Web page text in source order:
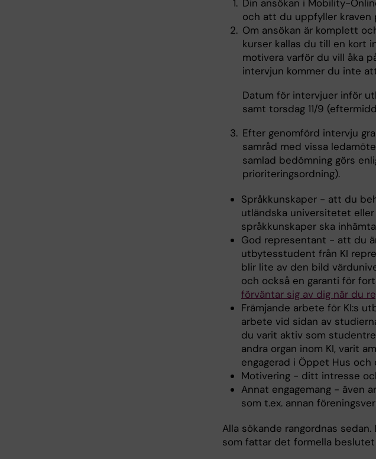
Din ansökan i Mobility-
och att du uppfyller kraven
Om ansökan är komplett
kurser kallas du till en kort
motivera varför du vill åka
intervjun kommer du inte
Datum för intervjuer inför
samt torsdag 11/9
Efter genomförd intervju
samråd med vissa
samlad bedömning görs
prioriteringsordning).
Språkkunskaper - att du
utländska universitetet
språkkunskaper ska
God representant - att du
utbytesstudent från KI
blir lite av den bild
och också en garanti för
förväntar sig av dig när du
Främjande arbete för KI:s
arbete vid sidan av
du varit aktiv som
andra organ inom KI, varit
engagerad i Öppet Hus och
Motivering - ditt intresse
Annat engagemang - även
som t.ex. annan
Alla sökande rangordnas
som fattar det formella beslutet